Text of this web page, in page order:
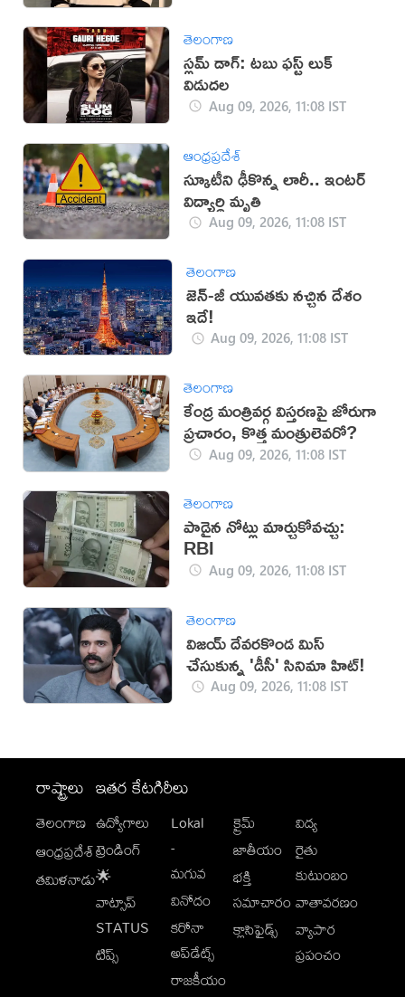
తెలంగాణ
స్లమ్ డాగ్: టబు ఫస్ట్ లుక్
విడుదల
Aug 09, 2026, 11:08 IST
ఆంధ్రప్రదేశ్
స్కూటీని ఢీకొన్న లారీ.. ఇంటర్‌
విద్యార్థి మృతి
Aug 09, 2026, 11:08 IST
తెలంగాణ
జెన్-జీ యువతకు నచ్చిన దేశం
ఇదే!
Aug 09, 2026, 11:08 IST
తెలంగాణ
కేంద్ర మంత్రివర్గ విస్తరణపై జోరుగా
ప్రచారం, కొత్త మంత్రులెవరో?
Aug 09, 2026, 11:08 IST
తెలంగాణ
పాడైన నోట్లు మార్చుకోవచ్చు:
RBI
Aug 09, 2026, 11:08 IST
తెలంగాణ
విజయ్ దేవరకొండ మిస్
చేసుకున్న 'డీసీ' సినిమా హిట్!
Aug 09, 2026, 11:08 IST
రాష్ట్రాలు
తెలంగాణ
ఆంధ్రప్రదేశ్
తమిళనాడు
ఇతర కేటగిరీలు
ఉద్యోగాలు
ట్రెండింగ్
🌟
వాట్సాప్
STATUS
టిప్స్
Lokal
-
మగువ
వినోదం
కరోనా
అప్‌డేట్స్
రాజకీయం
క్రైమ్
జాతీయం
భక్తి
సమాచారం
క్లాసిఫైడ్స్
విద్య
రైతు
కుటుంబం
వాతావరణం
వ్యాపార
ప్రపంచం